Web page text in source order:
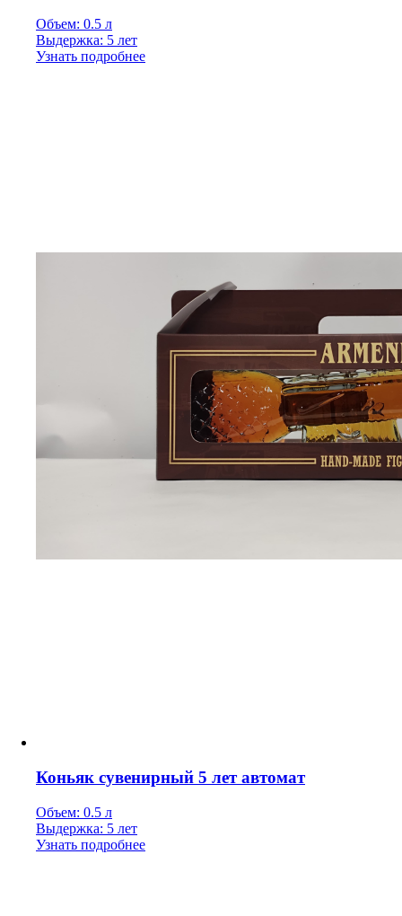
Объем: 0.5 л
Выдержка: 5 лет
Узнать подробнее
Коньяк сувенирный 5 лет автомат
Объем: 0.5 л
Выдержка: 5 лет
Узнать подробнее